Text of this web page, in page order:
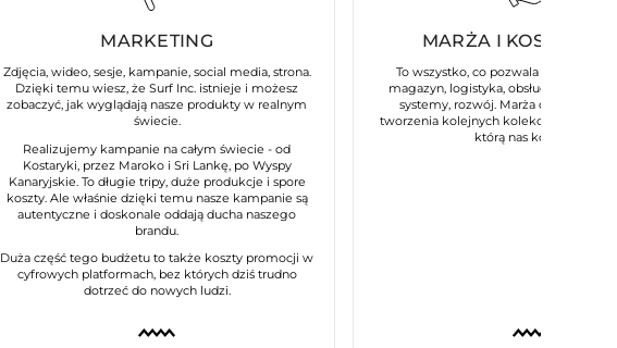
MARKETING
Zdjęcia, wideo, sesje, kampanie, social media, strona.
Dzięki temu wiesz, że Surf Inc. istnieje i możesz
zobaczyć, jak wyglądają nasze produkty w realnym
świecie.
Realizujemy kampanie na całym świecie - od
Kostaryki, przez Maroko i Sri Lankę, po Wyspy
Kanaryjskie. To długie tripy, duże produkcje i spore
koszty. Ale właśnie dzięki temu nasze kampanie są
autentyczne i doskonale oddają ducha naszego
brandu.
Duża część tego budżetu to także koszty promocji w
cyfrowych platformach, bez których dziś trudno
dotrzeć do nowych ludzi.
MARŻA I KOSZTY
To wszystko, co pozwala naszej
magazyn, logistyka, obsługa klienta,
systemy, rozwój. Marża daje nam
tworzenia kolejnych kolekcji i
którą nas kojarzysz.